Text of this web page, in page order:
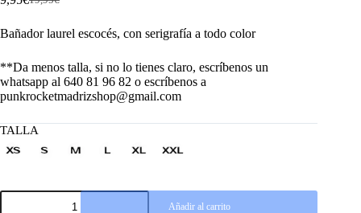
El
original
19,95€.
El
actual
9,95€.
Bañador laurel escocés, con serigrafía a todo color
**Da menos talla, si no lo tienes claro, escríbenos un
whatsapp al 640 81 96 82 o escríbenos a
punkrocketmadrizshop@gmail.com
TALLA
BAÑADOR
Añadir al carrito